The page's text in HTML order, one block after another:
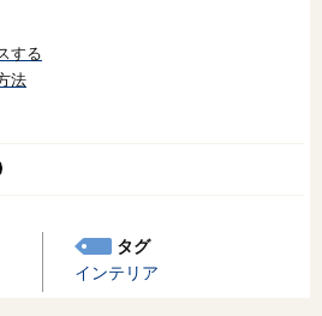
する
法
タグ
インテリア